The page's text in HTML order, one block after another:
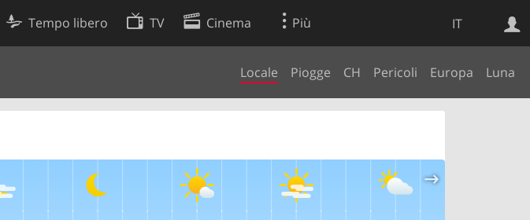
IT
Tempo libero TV Cinema Più
Locale Piogge CH Pericoli Europa Luna
Ricerca Web
Preferenze cookie